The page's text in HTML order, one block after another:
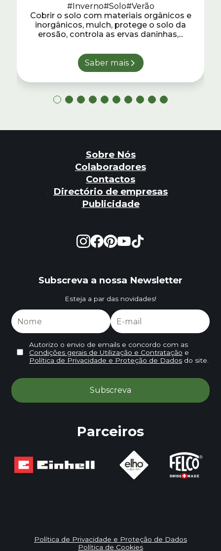
#Inverno#Solo#Verão
Cobrir o solo com materiais orgânicos e
inorgânicos, mulch, protege o solo da
erosão, controla as ervas daninhas,...
Saber mais
Sobre Nós
Colaboradores
Contactos
Directório de empresas
Publicidade
Subscreva a nossa Newsletter
Esteja a par das novidades!
Autorizo o envio de emails e concordo com as
Condições gerais de Utilização e Contratação e
Política de Privacidade e Proteção de Dadosdo site.
Parceiros
Política de Privacidade e Proteção de Dados
Política de Cookies